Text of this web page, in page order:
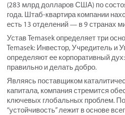
(283 млрд долларов США) по
года. Штаб-квартира компании
есть 13 отделений — в 9 странах
Устав Temasek определяет три
Temasek: Инвестор, Учредитель и
определяют ее корпоративный
правильно и делать добро.
Являясь поставщиком
капитала, компания стремится
ключевых глобальных проблем.
“устойчивость” лежит в основе